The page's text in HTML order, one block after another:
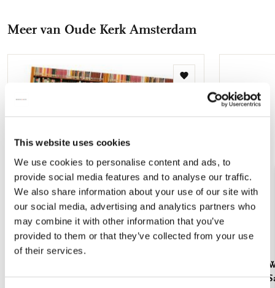
This website uses cookies
We use cookies to personalise content and ads, to
provide social media features and to analyse our traffic.
We also share information about your use of our site with
our social media, advertising and analytics partners who
may combine it with other information that you’ve
provided to them or that they’ve collected from your use
of their services.
mail
Meer van Oude Kerk Amsterdam
Toevoegen
verlanglijst
Servetten:
Brinkman-